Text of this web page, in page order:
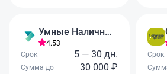
Умные Наличные
4.53
Срок
5 — 30 дн.
Сумма до 30 000 ₽
Срок